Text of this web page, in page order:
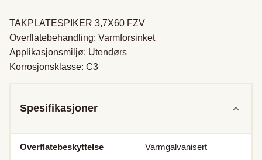
TAKPLATESPIKER 3,7X60 FZV
Overflatebehandling: Varmforsinket
Applikasjonsmiljø: Utendørs
Korrosjonsklasse: C3
Spesifikasjoner
Overflatebeskyttelse Varmgalvanisert